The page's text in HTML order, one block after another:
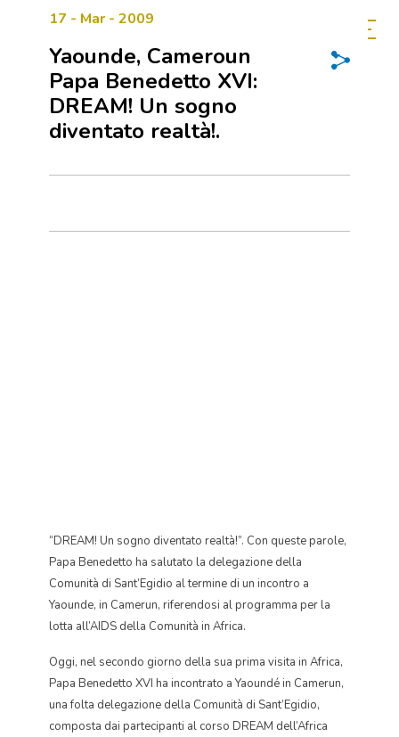
17 - Mar - 2009
Yaounde, Cameroun
Papa Benedetto XVI:
DREAM! Un sogno
diventato realtà!.
“DREAM! Un sogno diventato realtà!”. Con queste parole,
Papa Benedetto ha salutato la delegazione della
Comunità di Sant’Egidio al termine di un incontro a
Yaounde, in Camerun, riferendosi al programma per la
lotta all’AIDS della Comunità in Africa.
Oggi, nel secondo giorno della sua prima visita in Africa,
Papa Benedetto XVI ha incontrato a Yaoundé in Camerun,
una folta delegazione della Comunità di Sant’Egidio,
composta dai partecipanti al corso DREAM dell’Africa